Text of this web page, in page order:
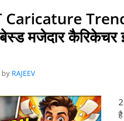
Caricature
बेस्ड मजेदार
by RAJEEV